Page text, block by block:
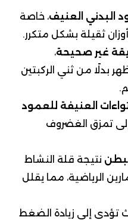
البدني العنيف، خاصة
ثقيلة بشكل متكرر.
غير صحيحة،
بدلًا من ثني الركبتين
العنيفة للعمود
تمزق الغضروف
نتيجة قلة النشاط
الرياضية، مما يقلل
تؤدي إلى زيادة الضغط